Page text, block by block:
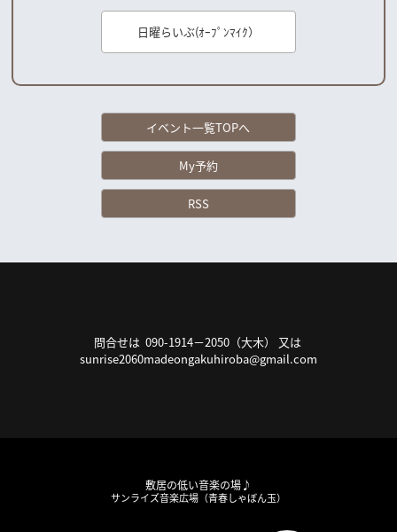
日曜らいぶ(ｵｰﾌﾟﾝﾏｲｸ）
イベント一覧TOPへ
My予約
RSS
問合せは 090-1914－2050（大木） 又は
sunrise2060madeongakuhiroba@gmail.com
敷居の低い音楽の場♪
サンライズ音楽広場（青春しゃぼん玉）